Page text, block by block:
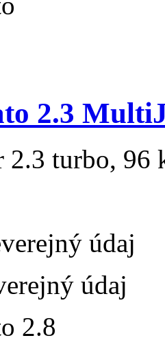
2.3
2.3 turbo, 96
údaj
údaj